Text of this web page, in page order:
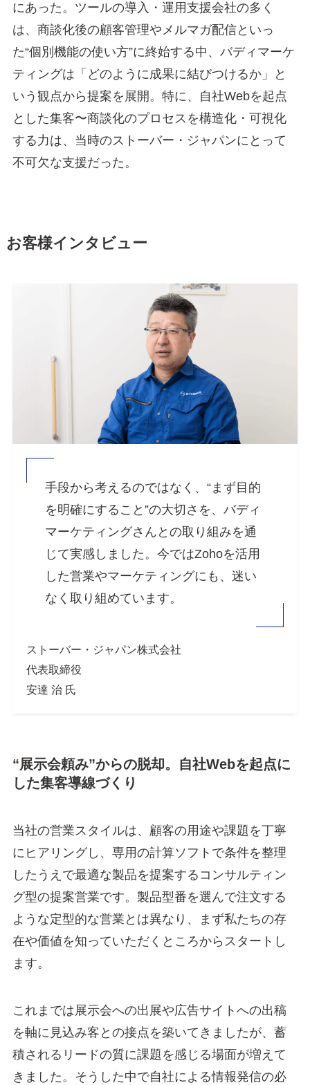
にあった。ツールの導入・運用支援会社の多く
は、商談化後の顧客管理やメルマガ配信といっ
た“個別機能の使い方”に終始する中、バディマーケ
ティングは「どのように成果に結びつけるか」と
いう観点から提案を展開。特に、自社Webを起点
とした集客〜商談化のプロセスを構造化・可視化
する力は、当時のストーバー・ジャパンにとって
不可欠な支援だった。
お客様インタビュー
手段から考えるのではなく、“まず目的
を明確にすること”の大切さを、バディ
マーケティングさんとの取り組みを通
じて実感しました。今ではZohoを活用
した営業やマーケティングにも、迷い
なく取り組めています。
ストーバー・ジャパン株式会社
代表取締役
安達 治 氏
“展示会頼み”からの脱却。自社Webを起点に
した集客導線づくり
当社の営業スタイルは、顧客の用途や課題を丁寧
にヒアリングし、専用の計算ソフトで条件を整理
したうえで最適な製品を提案するコンサルティン
グ型の提案営業です。製品型番を選んで注文する
ような定型的な営業とは異なり、まず私たちの存
在や価値を知っていただくところからスタートし
ます。
これまでは展示会への出展や広告サイトへの出稿
を軸に見込み客との接点を築いてきましたが、蓄
積されるリードの質に課題を感じる場面が増えて
きました。そうした中で自社による情報発信の必